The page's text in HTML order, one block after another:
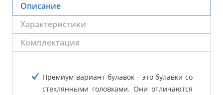
Описание
Характеристики
Комплектация
Премиум-вариант булавок – это булавки со
стеклянными головками. Они отличаются